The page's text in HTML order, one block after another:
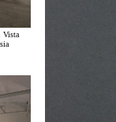
Vista